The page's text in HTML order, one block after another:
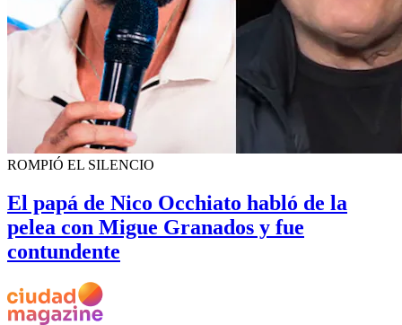
ROMPIÓ EL SILENCIO
El papá de Nico Occhiato habló de la
pelea con Migue Granados y fue
contundente